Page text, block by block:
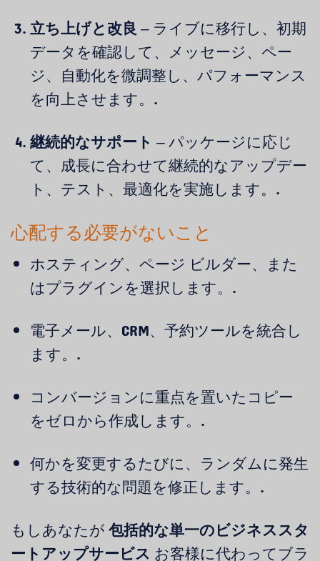
立ち上げと改良– ライブに移行し、初期
データを確認して、メッセージ、ペー
ジ、自動化を微調整し、パフォーマンス
を向上させます。.
継続的なサポート – パッケージに応じ
て、成長に合わせて継続的なアップデー
ト、テスト、最適化を実施します。.
心配する必要がないこと
ホスティング、ページ ビルダー、また
はプラグインを選択します。.
電子メール、CRM、予約ツールを統合し
ます。.
コンバージョンに重点を置いたコピー
をゼロから作成します。.
何かを変更するたびに、ランダムに発生
する技術的な問題を修正します。.
もしあなたが包括的な単一のビジネススタ
ートアップサービス お客様に代わってブラ